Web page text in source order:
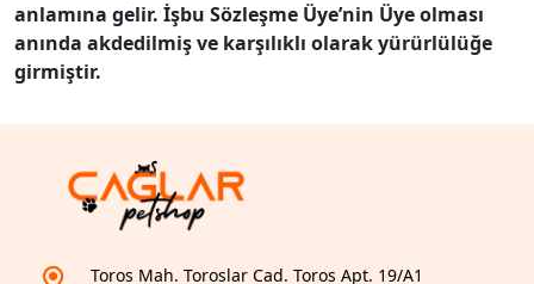
anlamına gelir. İşbu Sözleşme Üye’nin Üye olması
anında akdedilmiş ve karşılıklı olarak yürürlülüğe
girmiştir.
Toros Mah. Toroslar Cad. Toros Apt. 19/A1